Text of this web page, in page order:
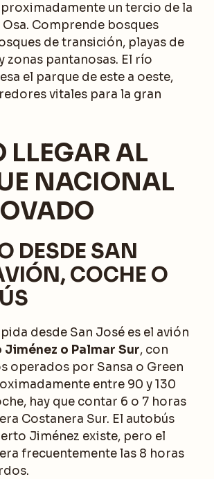
un tercio de la
Osa. Comprende bosques
de transición, playas de
zonas pantanosas. El río
el parque de este a oeste,
vitales para la gran
LLEGAR AL
NACIONAL
DESDE SAN
COCHE O
desde San José es el avión
Jiménez o Palmar Sur, con
operados por Sansa o Green
entre 90 y 130
hay que contar 6 o 7 horas
Costanera Sur. El autobús
Jiménez existe, pero el
frecuentemente las 8 horas